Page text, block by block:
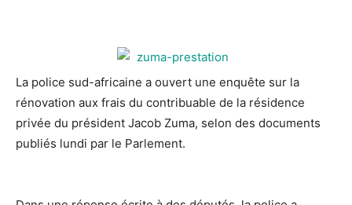
La police sud-africaine a ouvert une enquête sur la
rénovation aux frais du contribuable de la résidence
privée du président Jacob Zuma, selon des documents
publiés lundi par le Parlement.